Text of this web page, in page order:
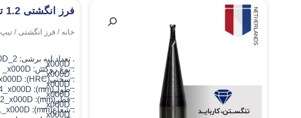
فرز انگشتی 1.2 تیپ R0.1 ون هورن(VAN HOORN) 1.2*64*2
خانه / فرز انگشتی / تیپ
. تعداد لبه برشی: 2_x000D_
_x000D_
. نوع روکش: TiAlN _x000D_
_x000D_
. سختی(HRC): 50_x000D_
_x000D_
. طول(mm): 64_x000D_
_x000D_
. قطر(mm): 1.2_x000D_
_x000D_
. شعاع(mm): 0.1_x000D_
_x000D_